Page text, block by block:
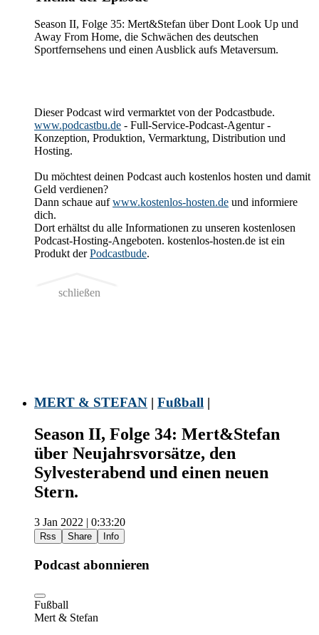
Season II, Folge 35: Mert&Stefan über Dont Look Up und
Away From Home, die Schwächen des deutschen
Sportfernsehens und einen Ausblick aufs Metaversum.
Dieser Podcast wird vermarktet von der Podcastbude.
www.podcastbu.de - Full-Service-Podcast-Agentur -
Konzeption, Produktion, Vermarktung, Distribution und
Hosting.
Du möchtest deinen Podcast auch kostenlos hosten und damit
Geld verdienen?
Dann schaue aufwww.kostenlos-hosten.de und informiere
dich.
Dort erhältst du alle Informationen zu unseren kostenlosen
Podcast-Hosting-Angeboten. kostenlos-hosten.de ist ein
Produkt derPodcastbude.
schließen
MERT & STEFAN | Fußball |
Season II, Folge 34: Mert&Stefan
über Neujahrsvorsätze, den
Sylvesterabend und einen neuen
Stern.
3 Jan 2022 | 0:33:20
Rss Share Info
Podcast abonnieren
Fußball
Mert & Stefan